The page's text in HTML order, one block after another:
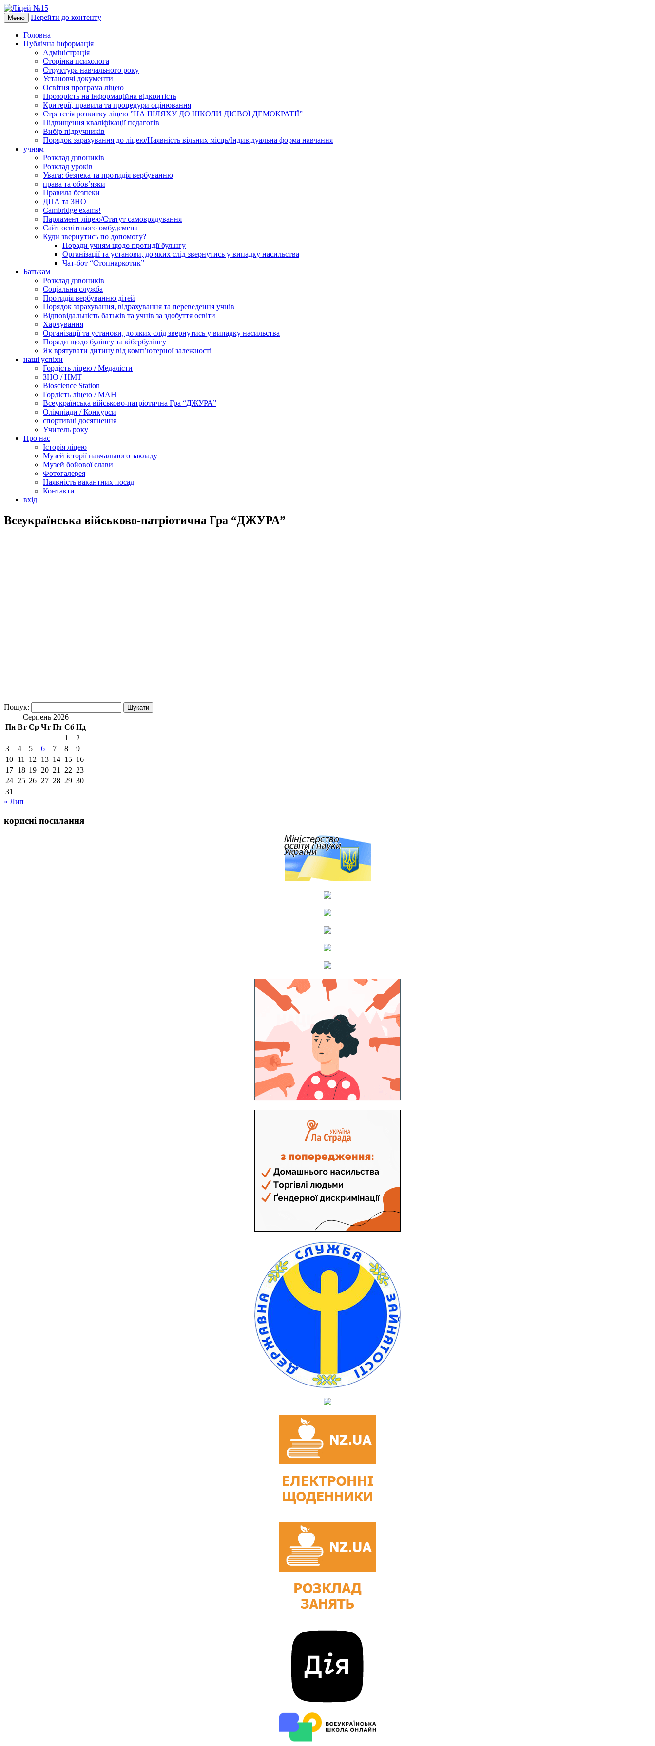
Меню Перейти до контенту
Головна
Публічна інформація
Адміністрація
Сторінка психолога
Структура навчального року
Установчі документи
Освітня програма ліцею
Прозорість на інформаційна відкритість
Критерії, правила та процедури оцінювання
Стратегія розвитку ліцею ”НА ШЛЯХУ ДО ШКОЛИ ДІЄВОЇ ДЕМОКРАТІЇ”
Підвищення кваліфікації педагогів
Вибір підручників
Порядок зарахування до ліцею/Наявність вільних місць/Індивідуальна форма навчання
учням
Розклад дзвоників
Розклад уроків
Увага: безпека та протидія вербуванню
права та обов’язки
Правила безпеки
ДПА та ЗНО
Cambridge exams!
Парламент ліцею/Статут самоврядування
Сайт освітнього омбудсмена
Куди звернутись по допомогу?
Поради учням щодо протидії булінгу
Організації та установи, до яких слід звернутись у випадку насильства
Чат-бот “Стопнаркотик”
Батькам
Розклад дзвоників
Соціальна служба
Протидія вербуванню дітей
Порядок зарахування, відрахування та переведення учнів
Відповідальність батьків та учнів за здобуття освіти
Харчування
Організації та установи, до яких слід звернутись у випадку насильства
Поради щодо булінгу та кібербулінгу
Як врятувати дитину від комп’ютерної залежності
наші успіхи
Гордість ліцею / Медалісти
ЗНО / НМТ
Bioscience Station
Гордість ліцею / МАН
Всеукраїнська військово-патріотична Гра “ДЖУРА”
Олімпіади / Конкурси
спортивні досягнення
Учитель року
Про нас
Історія ліцею
Музей історії навчального закладу
Музей бойової слави
Фотогалерея
Наявність вакантних посад
Контакти
вхід
Всеукраїнська військово-патріотична Гра “ДЖУРА”
Пошук:
Серпень 2026
Пн Вт Ср Чт Пт Сб Нд
1
2
3
4 5 6 7 8
9
10 11 12 13 14 15 16
17 18 19 20 21 22 23
24 25 26 27 28 29 30
31
« Лип
корисні посилання